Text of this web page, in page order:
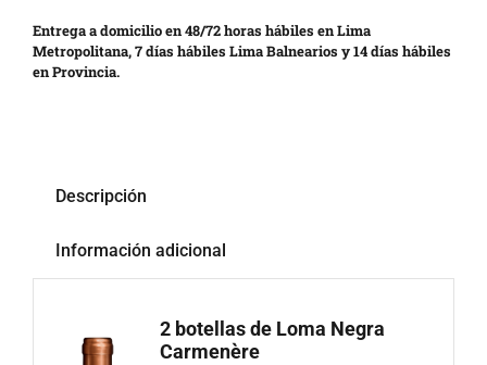
Entrega a domicilio en 48/72 horas hábiles en Lima
Metropolitana, 7 días hábiles Lima Balnearios y 14 días hábiles
en Provincia.
Descripción
Información adicional
2 botellas de Loma Negra
Carmenère